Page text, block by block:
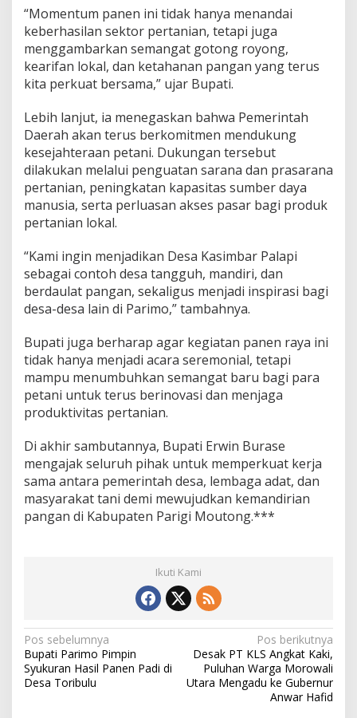
“Momentum panen ini tidak hanya menandai
keberhasilan sektor pertanian, tetapi juga
menggambarkan semangat gotong royong,
kearifan lokal, dan ketahanan pangan yang terus
kita perkuat bersama,” ujar Bupati.
Lebih lanjut, ia menegaskan bahwa Pemerintah
Daerah akan terus berkomitmen mendukung
kesejahteraan petani. Dukungan tersebut
dilakukan melalui penguatan sarana dan prasarana
pertanian, peningkatan kapasitas sumber daya
manusia, serta perluasan akses pasar bagi produk
pertanian lokal.
“Kami ingin menjadikan Desa Kasimbar Palapi
sebagai contoh desa tangguh, mandiri, dan
berdaulat pangan, sekaligus menjadi inspirasi bagi
desa-desa lain di Parimo,” tambahnya.
Bupati juga berharap agar kegiatan panen raya ini
tidak hanya menjadi acara seremonial, tetapi
mampu menumbuhkan semangat baru bagi para
petani untuk terus berinovasi dan menjaga
produktivitas pertanian.
Di akhir sambutannya, Bupati Erwin Burase
mengajak seluruh pihak untuk memperkuat kerja
sama antara pemerintah desa, lembaga adat, dan
masyarakat tani demi mewujudkan kemandirian
pangan di Kabupaten Parigi Moutong.***
Ikuti Kami
N
a
v
Pos sebelumnya
Bupati Parimo Pimpin
Syukuran Hasil Panen Padi di
Desa Toribulu
Pos berikutnya
Desak PT KLS Angkat Kaki,
Puluhan Warga Morowali
Utara Mengadu ke Gubernur
Anwar Hafid